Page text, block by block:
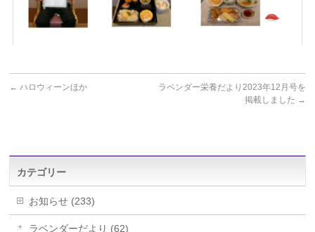
← ハロウィーンほか
ラベンダー栄養だより2023年12月号を
掲載しました →
カテゴリー
お知らせ (233)
ラベンダーだより (62)